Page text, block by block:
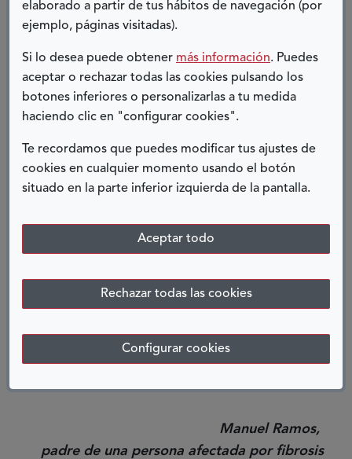
elaborado a partir de tus hábitos de navegación (por
ejemplo, páginas visitadas).
Si lo desea puede obtener más información. Puedes
aceptar o rechazar todas las cookies pulsando los
botones inferiores o personalizarlas a tu medida
haciendo clic en "configurar cookies".
Te recordamos que puedes modificar tus ajustes de
cookies en cualquier momento usando el botón
situado en la parte inferior izquierda de la pantalla.
Aceptar todo
Rechazar todas las cookies
Configurar cookies
adecuados para ella, en el momento en que más
lo necesitaba. Uno no quiere que este momento
llegue nunca, pero cuando realmente estás mal,
lo llegas a desear.
Desde la experiencia vivida es normal sentir
miedo, es una situación que asusta, peroquiero
dar un mensaje tranquilizador,cuando llega ese
momento, sólo quieres que pase cuanto antes,
no podías y deseabas. Conseguir una nueva
vida.
Animo a todo el mundo a ser donante,
misma oportunidad que la vida le brindó a mi
hija. Estaremos eternamente agradecidos al
donante y a la generosidad de su familia.
Manuel Ramos,
padre de una persona afectada por fibrosis